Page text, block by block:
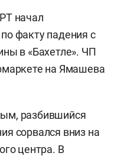
начал
факту падения с
в «Бахетле». ЧП
на Ямашева
разбившийся
сорвался вниз на
центра. В